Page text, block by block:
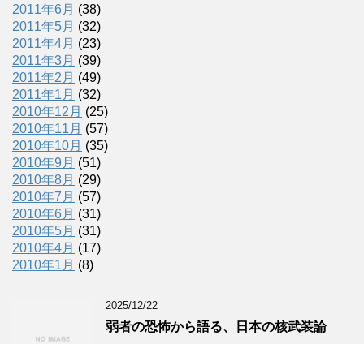
2011年6月 (38)
2011年5月 (32)
2011年4月 (23)
2011年3月 (39)
2011年2月 (49)
2011年1月 (32)
2010年12月 (25)
2010年11月 (57)
2010年10月 (35)
2010年9月 (51)
2010年8月 (29)
2010年7月 (57)
2010年6月 (31)
2010年5月 (31)
2010年4月 (17)
2010年1月 (8)
2025/12/22
弱者の恐怖から語る、日本の核武装論